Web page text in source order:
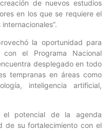
de nuevos estudios
en los que se requiere el
la oportunidad para
el Programa Nacional
desplegado en todo
tempranas en áreas como
inteligencia artificial,
el potencial de la agenda
de su fortalecimiento con el